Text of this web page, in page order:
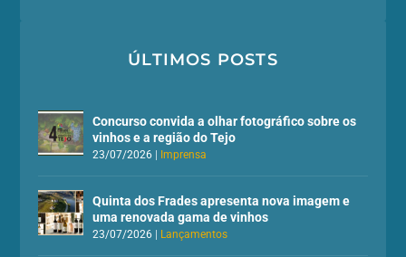
ÚLTIMOS POSTS
Concurso convida a olhar fotográfico sobre os
vinhos e a região do Tejo
23/07/2026 | Imprensa
Quinta dos Frades apresenta nova imagem e
uma renovada gama de vinhos
23/07/2026 | Lançamentos